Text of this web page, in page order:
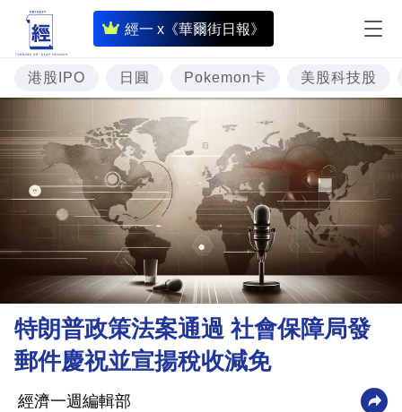
經一 x《華爾街日報》
即
時
財
經
專
題
投
資
樓
市
理
財
商
業
港股IPO 日圓 Pokemon卡 美股科技股
特朗普政策法案通過 社會保障局發
郵件慶祝並宣揚稅收減免
經濟一週編輯部